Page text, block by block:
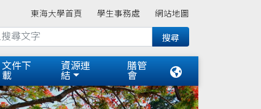
東海大學首頁 學生事務處 網站地圖
文件下
載
資源連
結
膳管
會